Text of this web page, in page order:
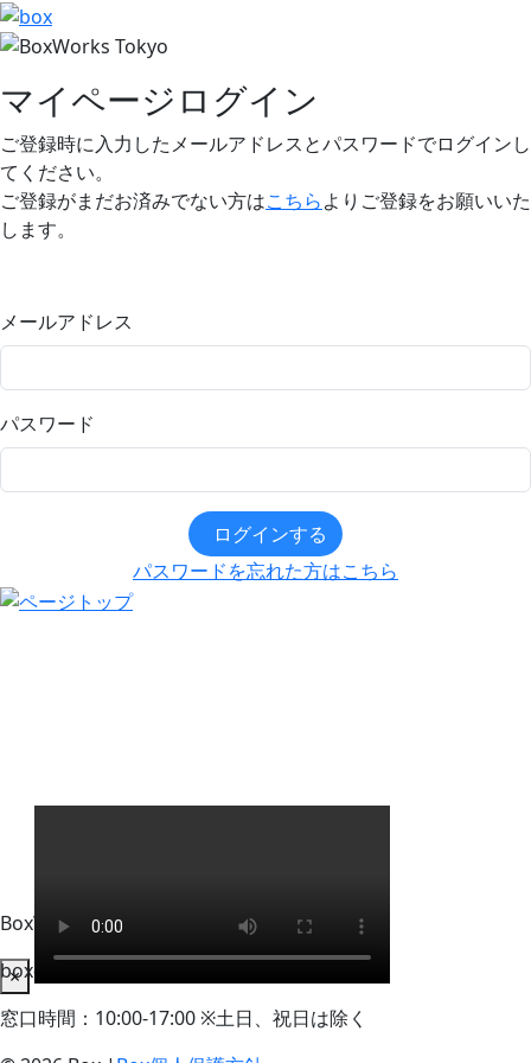
マイページログイン
ご登録時に入力したメールアドレスとパスワードでログインし
てください。
ご登録がまだお済みでない方はこちらよりご登録をお願いいた
します。
メールアドレス
パスワード
ログインする
パスワードを忘れた方はこちら
BoxWorks Tokyo + Osaka 来場者事務局
box-info_registration@event-admin.jp
窓口時間：10:00-17:00 ※土日、祝日は除く
×